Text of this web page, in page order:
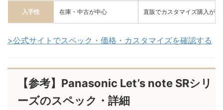
入手性 在庫・中古が中心 直販でカスタマイズ購入が可
>公式サイトでスペック・価格・カスタマイズを確認する
【参考】Panasonic Let’s note SRシリ
ーズのスペック・詳細